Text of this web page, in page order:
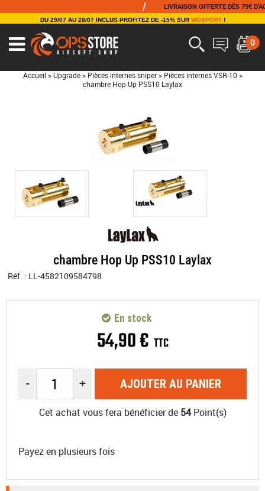
LIVRAISON OFFERTE DÈS 79€
DU 29/07 AU 28/07 INCLUS PROFITEZ DE -15% SUR WOSPORT!
0
Accueil > Upgrade > Pièces internes sniper > Pièces internes VSR-10 >
chambre Hop Up PSS10 Laylax
chambre Hop Up PSS10 Laylax
Réf. : LL-4582109584798
54,90€ TTC
En stock
- + AJOUTER AU PANIER
Cet achat vous fera bénéficier de 54Point(s)
Payez en plusieurs fois